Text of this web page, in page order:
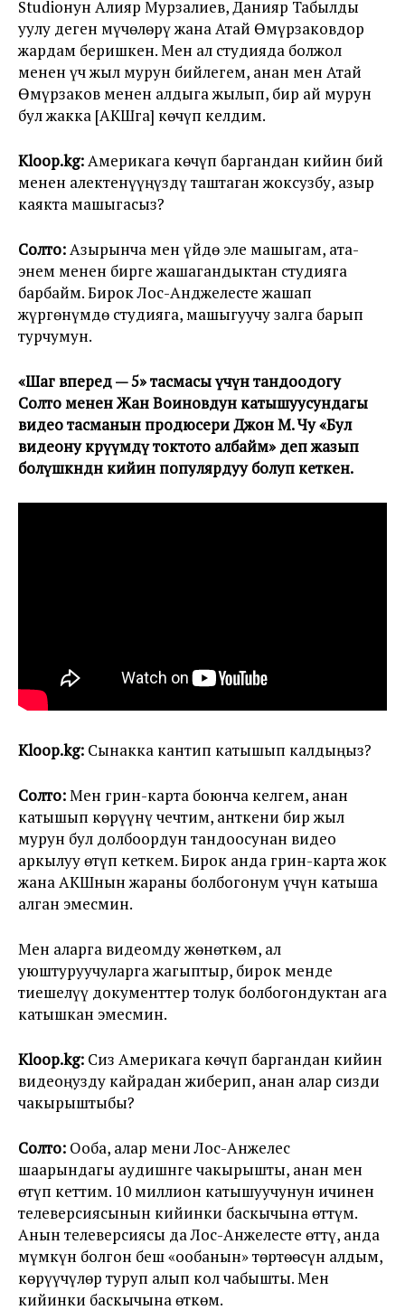
Studioнун Алияр Мурзалиев, Данияр Табылды
уулу деген мүчөлөрү жана Атай Өмүрзаковдор
жардам беришкен. Мен ал студияда болжол
менен үч жыл мурун бийлегем, анан мен Атай
Өмүрзаков менен алдыга жылып, бир ай мурун
бул жакка [АКШга] көчүп келдим.
Kloop.kg:Америкага көчүп баргандан кийин бий
менен алектенүүңүздү таштаган жоксузбу, азыр
каякта машыгасыз?
Солто:Азырынча мен үйдө эле машыгам, ата-
энем менен бирге жашагандыктан студияга
барбайм. Бирок Лос-Анджелесте жашап
жүргөнүмдө студияга, машыгуучу залга барып
турчумун.
«Шаг вперед — 5» тасмасы үчүн тандоодогу
Солто менен Жан Воиновдун катышуусундагы
видео тасманын продюсери Джон М. Чу «Бул
видеону көрүүмдү токтото албайм» деп жазып
болүшкөндөн кийин популярдуу болуп кеткен.
Kloop.kg: Сынакка кантип катышып калдыңыз?
Солто:Мен грин-карта боюнча келгем, анан
катышып көрүүнү чечтим, анткени бир жыл
мурун бул долбоордун тандоосунан видео
аркылуу өтүп кеткем. Бирок анда грин-карта жок
жана АКШнын жараны болбогонум үчүн катыша
алган эмесмин.
Мен аларга видеомду жөнөткөм, ал
уюштуруучуларга жагыптыр, бирок менде
тиешелүү документтер толук болбогондуктан ага
катышкан эмесмин.
Kloop.kg: Сиз Америкага көчүп баргандан кийин
видеоңузду кайрадан жиберип, анан алар сизди
чакырыштыбы?
Солто: Ооба, алар мени Лос-Анжелес
шаарындагы аудишнге чакырышты, анан мен
өтүп кеттим. 10 миллион катышуучунун ичинен
телеверсиясынын кийинки баскычына өттүм.
Анын телеверсиясы да Лос-Анжелесте өттү, анда
мүмкүн болгон беш «ообанын» төртөөсүн алдым,
көрүүчүлөр туруп алып кол чабышты. Мен
кийинки баскычына өткөм.